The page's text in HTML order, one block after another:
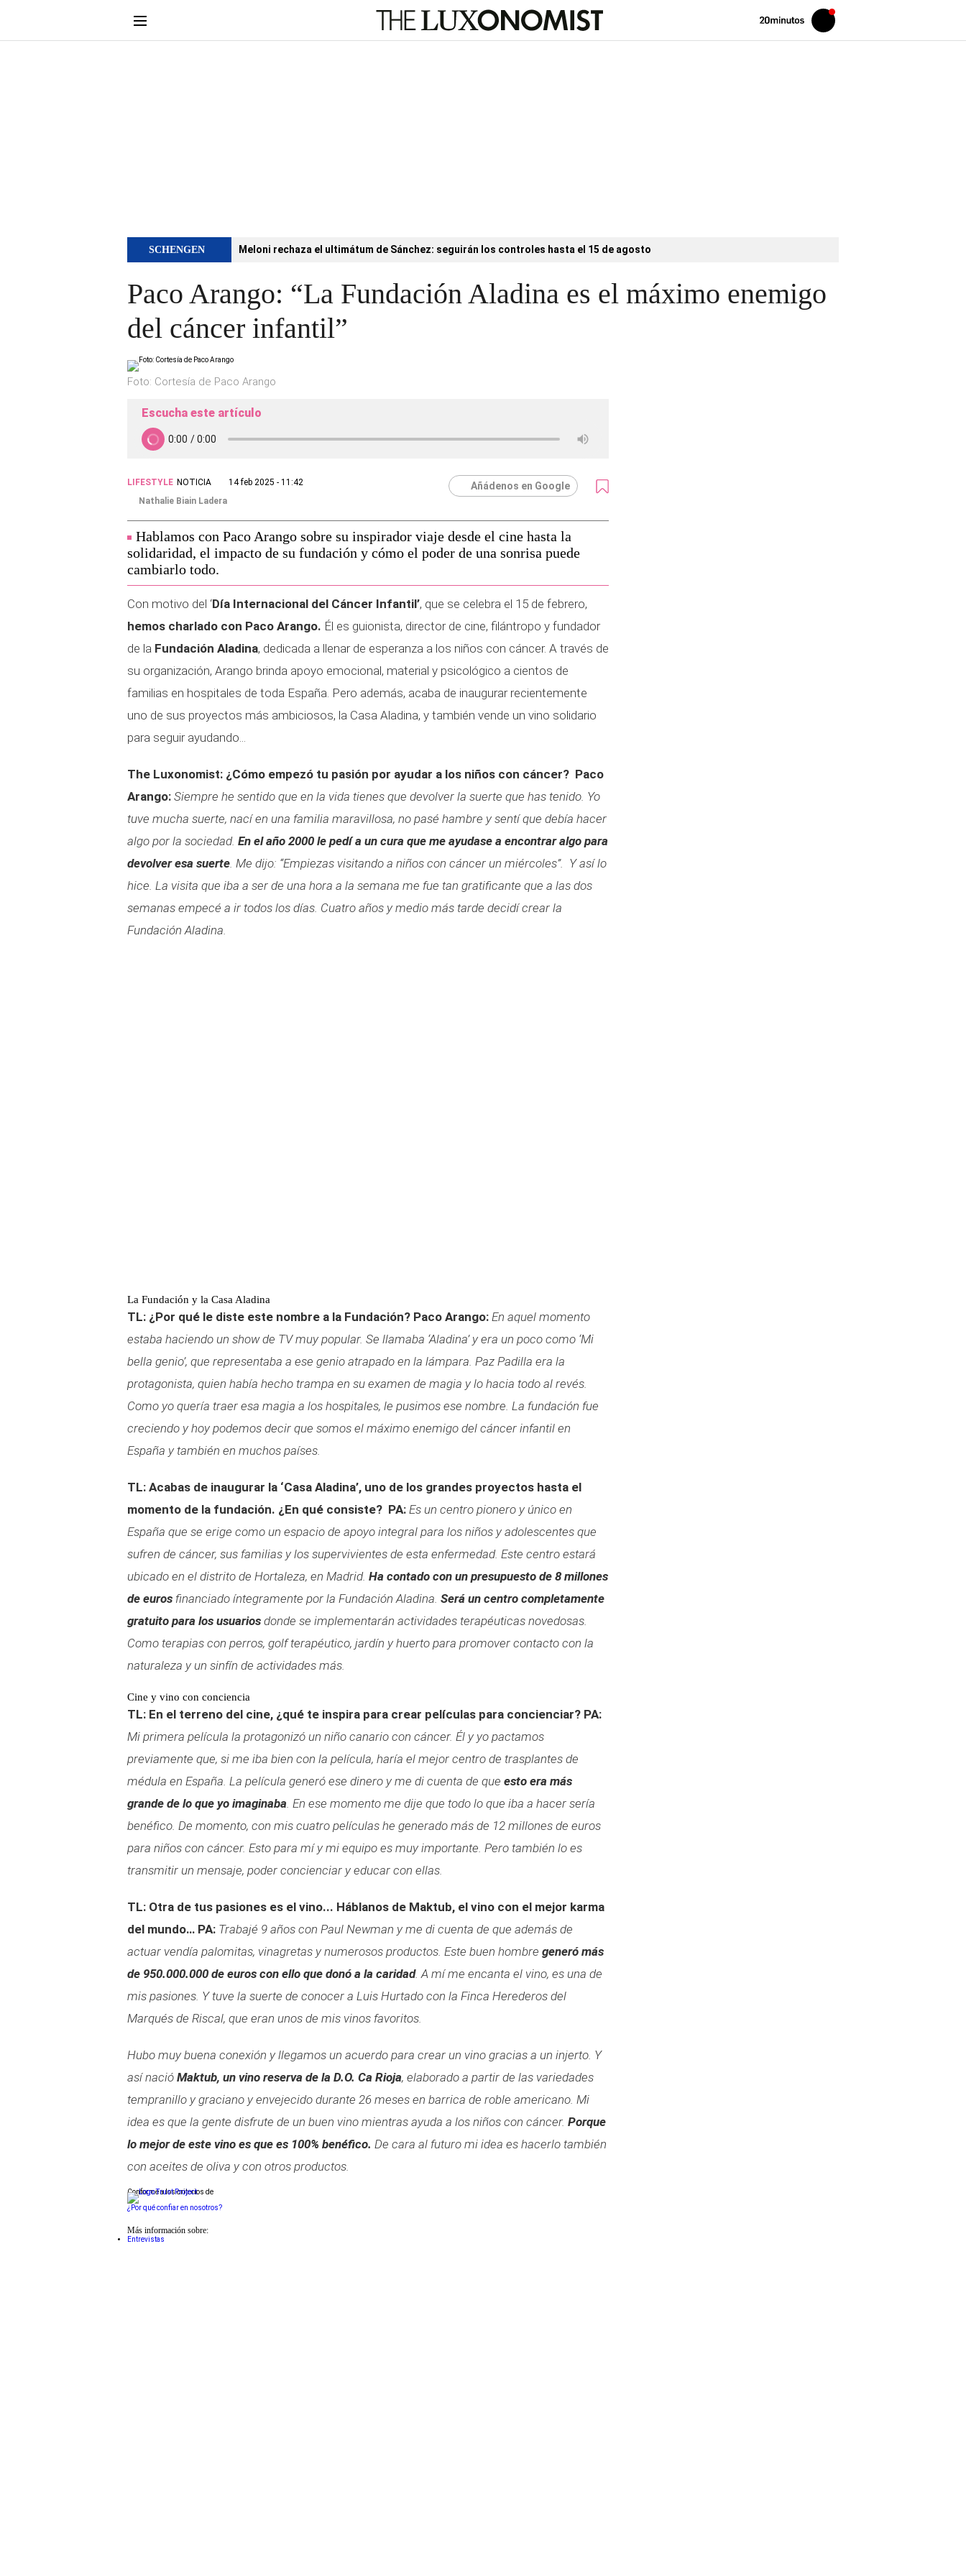
Volver
Iniciar
sesión
SCHENGEN Meloni rechaza el ultimátum de Sánchez: seguirán los controles hasta el 15 de agosto
Paco Arango: “La Fundación Aladina es el máximo enemigo
del cáncer infantil”
Foto: Cortesía de Paco Arango
Escucha este artículo
LIFESTYLE NOTICIA
14 feb 2025 - 11:42
Nathalie Biain Ladera
Añádenos en Google
Hablamos con Paco Arango sobre su inspirador viaje desde el cine hasta la
solidaridad, el impacto de su fundación y cómo el poder de una sonrisa puede
cambiarlo todo.
Con motivo del ‘Día Internacional del Cáncer Infantil’, que se celebra el 15 de febrero,
hemos charlado con Paco Arango. Él es guionista, director de cine, filántropo y fundador
de la Fundación Aladina, dedicada a llenar de esperanza a los niños con cáncer. A través de
su organización, Arango brinda apoyo emocional, material y psicológico a cientos de
familias en hospitales de toda España. Pero además, acaba de inaugurar recientemente
uno de sus proyectos más ambiciosos, la Casa Aladina, y también vende un vino solidario
para seguir ayudando...
The Luxonomist: ¿Cómo empezó tu pasión por ayudar a los niños con cáncer? Paco
Arango: Siempre he sentido que en la vida tienes que devolver la suerte que has tenido. Yo
tuve mucha suerte, nací en una familia maravillosa, no pasé hambre y sentí que debía hacer
algo por la sociedad. En el año 2000 le pedí a un cura que me ayudase a encontrar algo para
devolver esa suerte. Me dijo: “Empiezas visitando a niños con cáncer un miércoles”. Y así lo
hice. La visita que iba a ser de una hora a la semana me fue tan gratificante que a las dos
semanas empecé a ir todos los días. Cuatro años y medio más tarde decidí crear la
Fundación Aladina.
La Fundación y la Casa Aladina
TL: ¿Por qué le diste este nombre a la Fundación? Paco Arango: En aquel momento
estaba haciendo un show de TV muy popular. Se llamaba ‘Aladina’ y era un poco como ‘Mi
bella genio’, que representaba a ese genio atrapado en la lámpara. Paz Padilla era la
protagonista, quien había hecho trampa en su examen de magia y lo hacia todo al revés.
Como yo quería traer esa magia a los hospitales, le pusimos ese nombre. La fundación fue
creciendo y hoy podemos decir que somos el máximo enemigo del cáncer infantil en
España y también en muchos países.
TL: Acabas de inaugurar la ‘Casa Aladina’, uno de los grandes proyectos hasta el
momento de la fundación. ¿En qué consiste? PA: Es un centro pionero y único en
España que se erige como un espacio de apoyo integral para los niños y adolescentes que
sufren de cáncer, sus familias y los supervivientes de esta enfermedad. Este centro estará
ubicado en el distrito de Hortaleza, en Madrid. Ha contado con un presupuesto de 8 millones
de euros financiado íntegramente por la Fundación Aladina. Será un centro completamente
gratuito para los usuarios donde se implementarán actividades terapéuticas novedosas.
Como terapias con perros, golf terapéutico, jardín y huerto para promover contacto con la
naturaleza y un sinfín de actividades más.
Cine y vino con conciencia
TL: En el terreno del cine, ¿qué te inspira para crear películas para concienciar? PA:
Mi primera película la protagonizó un niño canario con cáncer. Él y yo pactamos
previamente que, si me iba bien con la película, haría el mejor centro de trasplantes de
médula en España. La película generó ese dinero y me di cuenta de que esto era más
grande de lo que yo imaginaba. En ese momento me dije que todo lo que iba a hacer sería
benéfico. De momento, con mis cuatro películas he generado más de 12 millones de euros
para niños con cáncer. Esto para mí y mi equipo es muy importante. Pero también lo es
transmitir un mensaje, poder concienciar y educar con ellas.
TL: Otra de tus pasiones es el vino... Háblanos de Maktub, el vino con el mejor karma
del mundo… PA: Trabajé 9 años con Paul Newman y me di cuenta de que además de
actuar vendía palomitas, vinagretas y numerosos productos. Este buen hombre generó más
de 950.000.000 de euros con ello que donó a la caridad. A mí me encanta el vino, es una de
mis pasiones. Y tuve la suerte de conocer a Luis Hurtado con la Finca Herederos del
Marqués de Riscal, que eran unos de mis vinos favoritos.
Hubo muy buena conexión y llegamos un acuerdo para crear un vino gracias a un injerto. Y
así nació Maktub, un vino reserva de la D.O. Ca Rioja, elaborado a partir de las variedades
tempranillo y graciano y envejecido durante 26 meses en barrica de roble americano. Mi
idea es que la gente disfrute de un buen vino mientras ayuda a los niños con cáncer. Porque
lo mejor de este vino es que es 100% benéfico. De cara al futuro mi idea es hacerlo también
con aceites de oliva y con otros productos.
Conforme a los criterios de
¿Por qué confiar en nosotros?
Más información sobre:
Entrevistas